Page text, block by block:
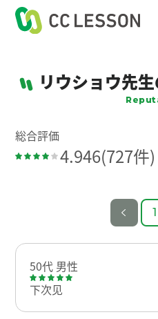
リウショウ先
総合評価
4.946(727件)
1
50代 男性
下次见